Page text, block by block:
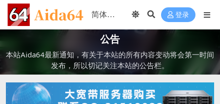
登录
公告
本站Aida64最新通知，有关于本站的所有内容变动将会第一时间
发布，所以切记关注本站的公告栏。